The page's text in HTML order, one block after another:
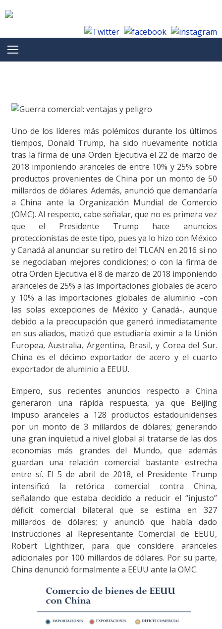
Uno de los líderes más polémicos durante los últimos
tiempos, Donald Trump, ha sido nuevamente noticia
tras la firma de una Orden Ejecutiva el 22 de marzo de
2018 imponiendo aranceles de entre 10% y 25% sobre
productos provenientes de China por un monto de 50
millardos de dólares. Además, anunció que demandaría
a China ante la Organización Mundial de Comercio
(OMC). Al respecto, cabe señalar, que no es primera vez
que el Presidente Trump hace anuncios
proteccionistas de este tipo, pues ya lo hizo con México
y Canadá al anunciar su retiro del TLCAN en 2016 si no
se negociaban mejores condiciones; o con la firma de
otra Orden Ejecutiva el 8 de marzo de 2018 imponiendo
aranceles de 25% a las importaciones globales de acero
y 10% a las importaciones globales de aluminio –con
las solas excepciones de México y Canadá-, aunque
debido a la preocupación que generó inmediatamente
en sus aliados, matizó que estudiaría eximir a la Unión
Europea, Australia, Argentina, Brasil, y Corea del Sur.
China es el décimo exportador de acero y el cuarto
exportador de aluminio a EEUU.
Empero, sus recientes anuncios respecto a China
generaron una rápida respuesta, ya que Beijing
impuso aranceles a 128 productos estadounidenses
por un monto de 3 millardos de dólares; generando
una gran inquietud a nivel global al tratarse de las dos
economías más grandes del Mundo, que además
guardan una relación comercial bastante estrecha
entre sí. El 5 de abril de 2018, el Presidente Trump
intensificó la retórica comercial contra China,
señalando que estaba decidido a reducir el “injusto”
déficit comercial bilateral que se estima en 327
millardos de dólares; y anunció que había dado
instrucciones al Representante Comercial de EEUU,
Robert Lighthizer, para que considere aranceles
adicionales por 100 millardos de dólares. Por su parte,
China denunció formalmente a EEUU ante la OMC.